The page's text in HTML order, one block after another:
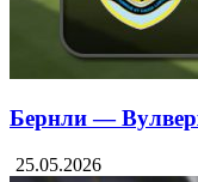
Бернли —
25.05.2026